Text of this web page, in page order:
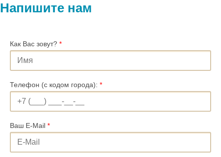
Напишите нам
Как Вас зовут? *
Телефон (с кодом города): *
Ваш E-Mail *